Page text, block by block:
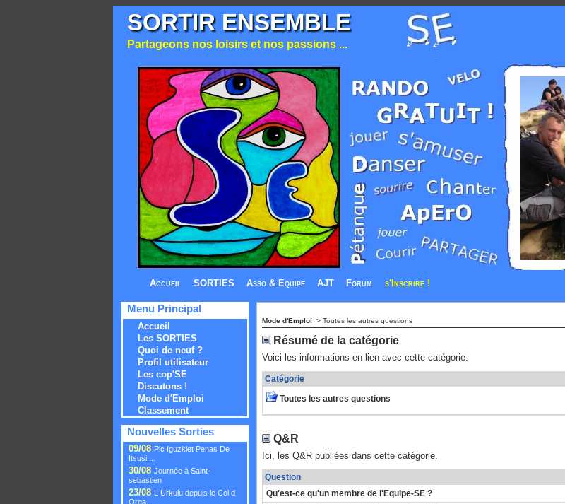
SORTIR ENSEMBLE
Partageons nos loisirs et nos passions ...
Accueil SORTIES Asso & Equipe AJT Forum s'Inscrire !
Menu Principal
Accueil
Les SORTIES
Quoi de neuf ?
Profil utilisateur
Les cop'SE
Discutons !
Mode d'Emploi
Classement
Nouvelles Sorties
09/08 Pic Iguzkiet Penas De
Itsusi ...
30/08 Journée à Saint-
sebastien
23/08 L Urkulu depuis le Col d
Orga...
Mode d'Emploi > Toutes les autres questions
Résumé de la catégorie
Voici les informations en lien avec cette catégorie.
Catégorie
Toutes les autres questions
Q&R
Ici, les Q&R publiées dans cette catégorie.
Question
Qu'est-ce qu'un membre de l'Equipe-SE ?